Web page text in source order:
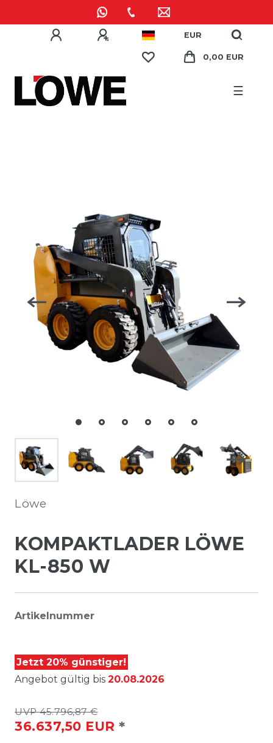
EUR
0,00 EUR
☰
Löwe
KOMPAKTLADER LÖWE
KL-850 W
Artikelnummer
Jetzt 20% günstiger!
Angebot gültig bis 20.08.2026
UVP 45.796,87 €
36.637,50 EUR *